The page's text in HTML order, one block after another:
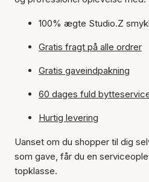
100% ægte Studio.Z
Gratis fragt på alle ordrer
Gratis gaveindpakning
60 dages fuld
Hurtig levering
Uanset om du shopper til dig
som gave, får du en
topklasse.